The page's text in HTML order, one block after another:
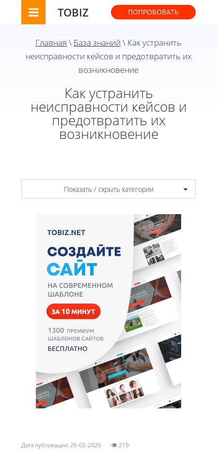
TOBIZ ПОПРОБОВАТЬ
Главная \ База знаний \ Как устранить
неисправности кейсов и предотвратить их
возникновение
Как устранить
неисправности кейсов и
предотвратить их
возникновение
Показать / скрыть категории
Дата публикации: 26-02-2026 219